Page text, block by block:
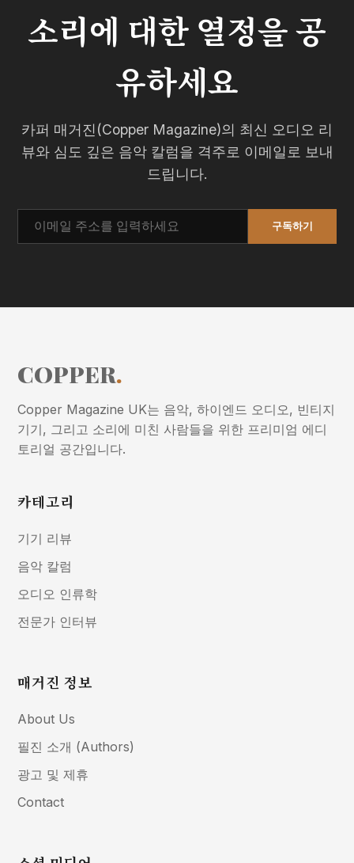
소리에 대한 열정을 공
유하세요
카퍼 매거진(Copper Magazine)의 최신 오디오 리
뷰와 심도 깊은 음악 칼럼을 격주로 이메일로 보내
드립니다.
구독하기
COPPER.
Copper Magazine UK는 음악, 하이엔드 오디오, 빈티지
기기, 그리고 소리에 미친 사람들을 위한 프리미엄 에디
토리얼 공간입니다.
카테고리
기기 리뷰
음악 칼럼
오디오 인류학
전문가 인터뷰
매거진 정보
About Us
필진 소개 (Authors)
광고 및 제휴
Contact